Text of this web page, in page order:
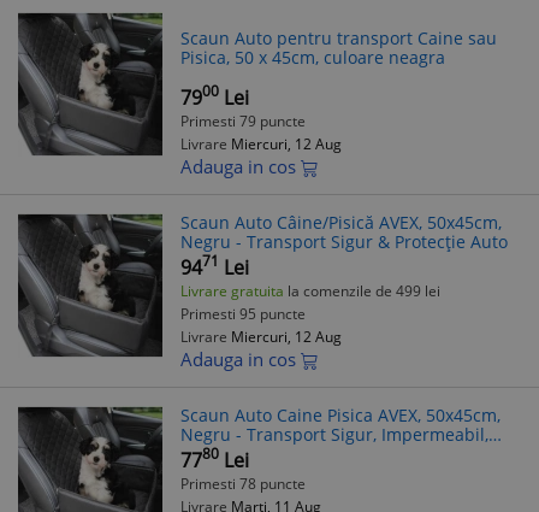
Scaun Auto pentru transport Caine sau
Pisica, 50 x 45cm, culoare neagra
7900 Lei
Primesti 79 puncte
Livrare Miercuri, 12 Aug
Adauga in cos
Scaun Auto Câine/Pisică AVEX, 50x45cm,
Negru - Transport Sigur & Protecție Auto
9471 Lei
Livrare gratuita la comenzile de 499 lei
Primesti 95 puncte
Livrare Miercuri, 12 Aug
Adauga in cos
Scaun Auto Caine Pisica AVEX, 50x45cm,
Negru - Transport Sigur, Impermeabil,
Protectie Tapiterie
7780 Lei
Primesti 78 puncte
Livrare Marți, 11 Aug